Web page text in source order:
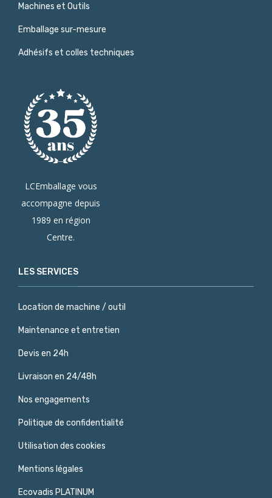
Machines et Outils
Emballage sur-mesure
Adhésifs et colles techniques
LCEmballage vous
accompagne depuis
1989 en région
Centre.
LES SERVICES
Location de machine / outil
Maintenance et entretien
Devis en 24h
Livraison en 24/48h
Nos engagements
Politique de confidentialité
Utilisation des cookies
Mentions légales
Ecovadis PLATINUM